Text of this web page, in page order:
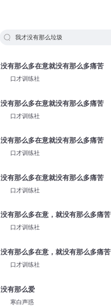
我才没有那么垃圾
没有那么多在意就没有那么多痛苦
口才训练社
没有那么多在意就没有那么多痛苦
口才训练社
没有那么多在意就没有那么多痛苦
口才训练社
没有那么多在意就没有那么多痛苦
口才训练社
没有那么多在意，就没有那么多痛苦
口才训练社
没有那么多在意，就没有那么多痛苦
口才训练社
没有那么爱
寒白声惑